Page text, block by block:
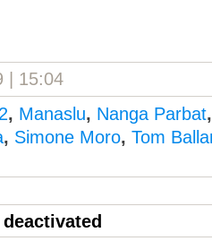
| 15:04
, Manaslu, Nanga Parbat
, Simone Moro, Tom